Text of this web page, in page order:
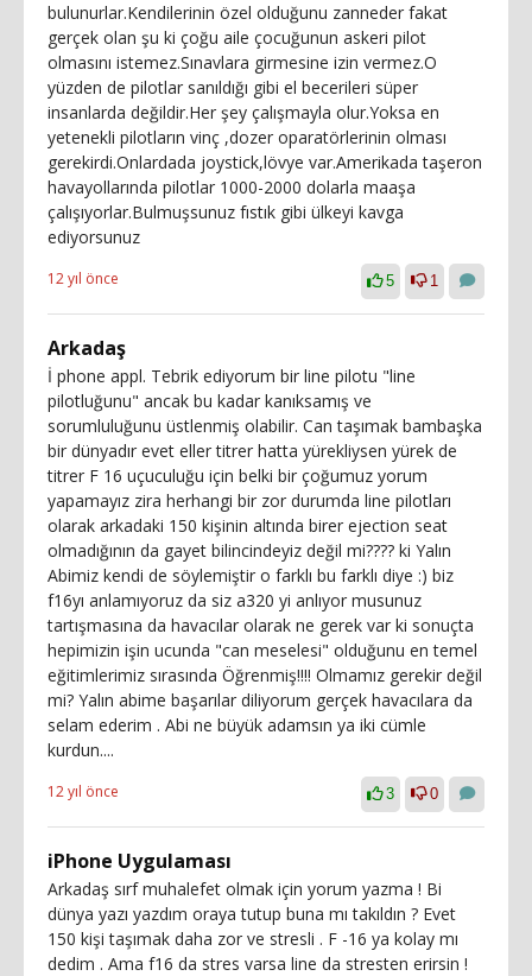
bulunurlar.Kendilerinin özel olduğunu zanneder fakat
gerçek olan şu ki çoğu aile çocuğunun askeri pilot
olmasını istemez.Sınavlara girmesine izin vermez.O
yüzden de pilotlar sanıldığı gibi el becerileri süper
insanlarda değildir.Her şey çalışmayla olur.Yoksa en
yetenekli pilotların vinç ,dozer oparatörlerinin olması
gerekirdi.Onlardada joystick,lövye var.Amerikada taşeron
havayollarında pilotlar 1000-2000 dolarla maaşa
çalışıyorlar.Bulmuşsunuz fıstık gibi ülkeyi kavga
ediyorsunuz
12 yıl önce 5 1
Arkadaş
İ phone appl. Tebrik ediyorum bir line pilotu "line
pilotluğunu" ancak bu kadar kanıksamış ve
sorumluluğunu üstlenmiş olabilir. Can taşımak bambaşka
bir dünyadır evet eller titrer hatta yürekliysen yürek de
titrer F 16 uçuculuğu için belki bir çoğumuz yorum
yapamayız zira herhangi bir zor durumda line pilotları
olarak arkadaki 150 kişinin altında birer ejection seat
olmadığının da gayet bilincindeyiz değil mi???? ki Yalın
Abimiz kendi de söylemiştir o farklı bu farklı diye :) biz
f16yı anlamıyoruz da siz a320 yi anlıyor musunuz
tartışmasına da havacılar olarak ne gerek var ki sonuçta
hepimizin işin ucunda "can meselesi" olduğunu en temel
eğitimlerimiz sırasında Öğrenmiş!!!! Olmamız gerekir değil
mi? Yalın abime başarılar diliyorum gerçek havacılara da
selam ederim . Abi ne büyük adamsın ya iki cümle
kurdun....
12 yıl önce 3 0
iPhone Uygulaması
Arkadaş sırf muhalefet olmak için yorum yazma ! Bi
dünya yazı yazdım oraya tutup buna mı takıldın ? Evet
150 kişi taşımak daha zor ve stresli . F -16 ya kolay mı
dedim . Ama f16 da stres varsa line da stresten erirsin !